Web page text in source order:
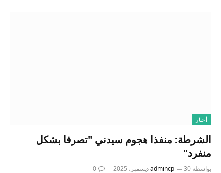
أخبار
الشرطة: منفذا هجوم سيدني "تصرفا بشكل
منفرد"
بواسطة admincp 30 ديسمبر، 2025 0